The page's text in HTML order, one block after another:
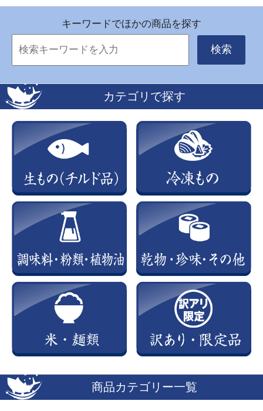
キーワードでほかの商品を探す
検索
カテゴリで探す
商品カテゴリー一覧